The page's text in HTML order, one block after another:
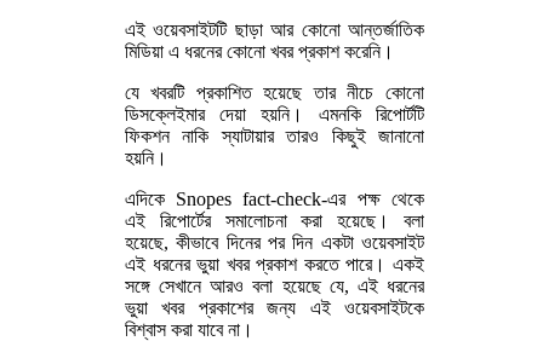
এই ওয়েবসাইটটি ছাড়া আর কোনো আন্তর্জাতিক
মিডিয়া এ ধরনের কোনো খবর প্রকাশ করেনি।
যে খবরটি প্রকাশিত হয়েছে তার নীচে কোনো
ডিসক্লেইমার দেয়া হয়নি। এমনকি রিপোর্টটি
ফিকশন নাকি স্যাটায়ার তারও কিছুই জানানো
হয়নি।
এদিকে Snopes fact-check-এর পক্ষ থেকে
এই রিপোর্টের সমালোচনা করা হয়েছে। বলা
হয়েছে, কীভাবে দিনের পর দিন একটা ওয়েবসাইট
এই ধরনের ভুয়া খবর প্রকাশ করতে পারে। একই
সঙ্গে সেখানে আরও বলা হয়েছে যে, এই ধরনের
ভুয়া খবর প্রকাশের জন্য এই ওয়েবসাইটকে
বিশ্বাস করা যাবে না।